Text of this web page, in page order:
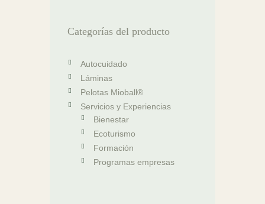
Categorías del producto
Autocuidado
Láminas
Pelotas Mioball®
Servicios y Experiencias
Bienestar
Ecoturismo
Formación
Programas empresas